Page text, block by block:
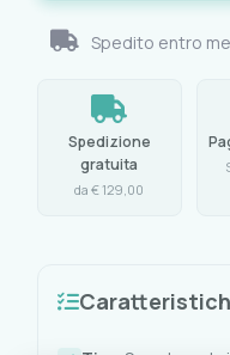
Spedito entro
Spedizione
gratuita
da € 129,00